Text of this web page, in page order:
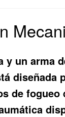
un arma
de